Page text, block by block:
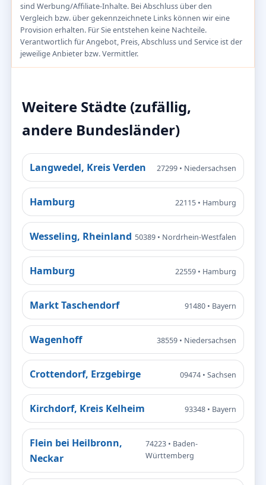
sind Werbung/Affiliate-Inhalte. Bei Abschluss über den
Vergleich bzw. über gekennzeichnete Links können wir eine
Provision erhalten. Für Sie entstehen keine Nachteile.
Verantwortlich für Angebot, Preis, Abschluss und Service ist der
jeweilige Anbieter bzw. Vermittler.
Weitere Städte (zufällig,
andere Bundesländer)
Langwedel, Kreis Verden 27299 • Niedersachsen
Hamburg 22115 • Hamburg
Wesseling, Rheinland 50389 • Nordrhein-Westfalen
Hamburg 22559 • Hamburg
Markt Taschendorf 91480 • Bayern
Wagenhoff 38559 • Niedersachsen
Crottendorf, Erzgebirge 09474 • Sachsen
Kirchdorf, Kreis Kelheim 93348 • Bayern
Flein bei Heilbronn,
Neckar
74223 • Baden-
Württemberg